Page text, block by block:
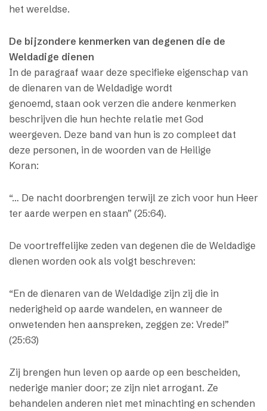
het wereldse.
De bijzondere kenmerken van degenen die de
Weldadige dienen
In de paragraaf waar deze specifieke eigenschap van
de dienaren van de Weldadige wordt
genoemd, staan ook verzen die andere kenmerken
beschrijven die hun hechte relatie met God
weergeven. Deze band van hun is zo compleet dat
deze personen, in de woorden van de Heilige
Koran:
“… De nacht doorbrengen terwijl ze zich voor hun Heer
ter aarde werpen en staan” (25:64).
De voortreffelijke zeden van degenen die de Weldadige
dienen worden ook als volgt beschreven:
“En de dienaren van de Weldadige zijn zij die in
nederigheid op aarde wandelen, en wanneer de
onwetenden hen aanspreken, zeggen ze: Vrede!”
(25:63)
Zij brengen hun leven op aarde op een bescheiden,
nederige manier door; ze zijn niet arrogant. Ze
behandelen anderen niet met minachting en schenden